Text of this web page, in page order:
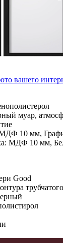
вашего
муар,
10 мм,
МДФ 10 мм,
Good